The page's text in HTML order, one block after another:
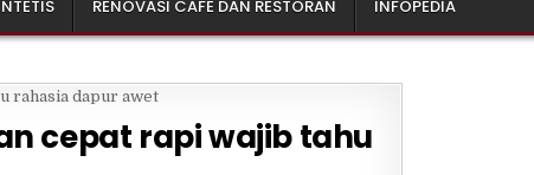
RENOVASI CAFE DAN RESTORAN INFOPEDIA
cepat rapi wajib tahu